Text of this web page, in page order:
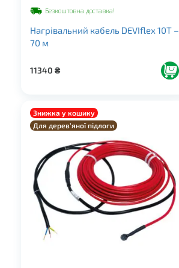
Безкоштовна доставка!
Нагрівальний кабель DEVIflex 10Т –
70 м
11340 ₴
Знижка у кошику
Для дерев’яної підлоги